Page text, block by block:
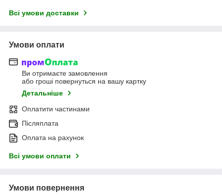
Всі умови доставки
Умови оплати
Ви отримаєте замовлення
або гроші повернуться на вашу картку
Детальніше
Оплатити частинами
Післяплата
Оплата на рахунок
Всі умови оплати
Умови повернення